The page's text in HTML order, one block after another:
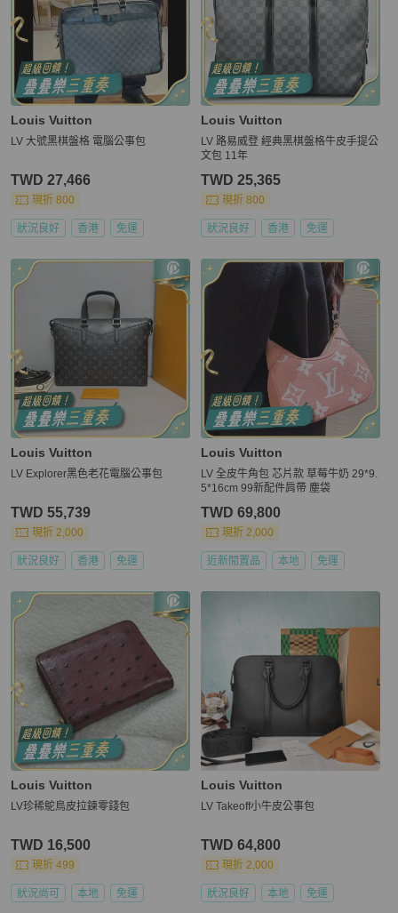
Louis Vuitton
LV 大號黑棋盤格 電腦公事包
TWD 27,466
現折 800
狀況良好 香港 免運
Louis Vuitton
LV 路易威登 經典黑棋盤格牛皮手提公
文包 11年
TWD 25,365
現折 800
狀況良好 香港 免運
Louis Vuitton
LV Explorer黑色老花電腦公事包
TWD 55,739
現折 2,000
狀況良好 香港 免運
Louis Vuitton
LV 全皮牛角包 芯片款 草莓牛奶 29*9.
5*16cm 99新配件肩帶 塵袋
TWD 69,800
現折 2,000
近新閒置品 本地 免運
Louis Vuitton
LV珍稀鴕鳥皮拉鍊零錢包
TWD 16,500
現折 499
狀況尚可 本地 免運
Louis Vuitton
LV Takeoff小牛皮公事包
TWD 64,800
現折 2,000
狀況良好 本地 免運